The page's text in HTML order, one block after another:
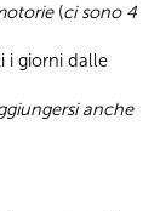
(ci sono 4
i giorni dalle
anche